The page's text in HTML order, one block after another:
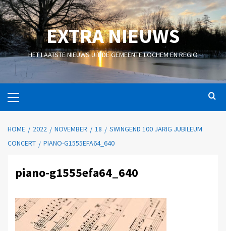
EXTRA NIEUWS
HET LAATSTE NIEUWS UIT DE GEMEENTE LOCHEM EN REGIO
HOME 2022 NOVEMBER 18
SWINGEND 100 JARIG JUBILEUM
CONCERT
PIANO-G1555EFA64_640
piano-g1555efa64_640